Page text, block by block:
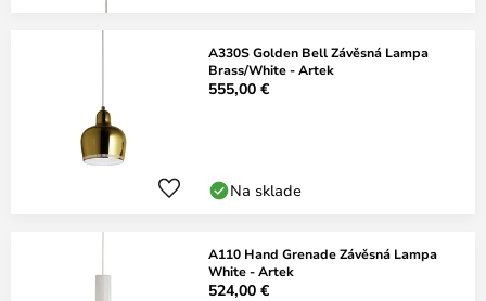
A330S Golden Bell Závěsná Lampa
Brass/White - Artek
555,00 €
Na sklade
A110 Hand Grenade Závěsná Lampa
White - Artek
524,00 €